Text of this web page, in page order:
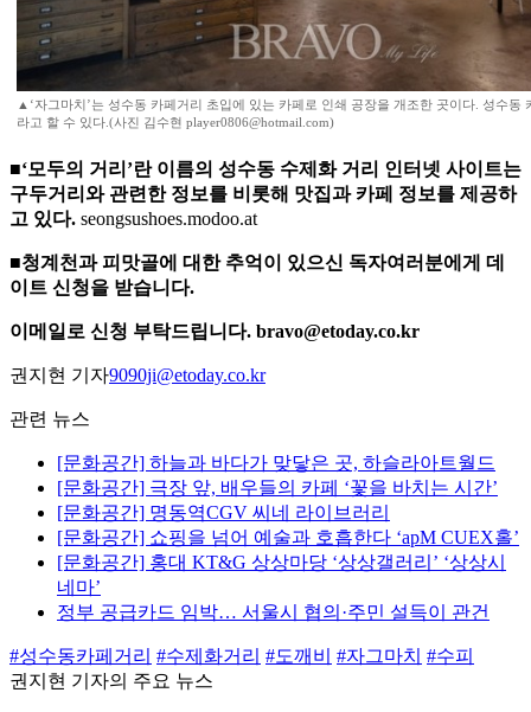
▲‘자그마치’는 성수동 카페거리 초입에 있는 카페로 인쇄 공장을 개조한 곳이다. 성수동
라고 할 수 있다.(사진 김수현 player0806@hotmail.com)
■‘모두의 거리’란 이름의 성수동 수제화 거리 인터넷 사이트는
구두거리와 관련한 정보를 비롯해 맛집과 카페 정보를 제공하
고 있다. seongsushoes.modoo.at
■청계천과 피맛골에 대한 추억이 있으신 독자여러분에게 데
이트 신청을 받습니다.
이메일로 신청 부탁드립니다. bravo@etoday.co.kr
권지현 기자9090ji@etoday.co.kr
관련 뉴스
[문화공간] 하늘과 바다가 맞닿은 곳, 하슬라아트월드
[문화공간] 극장 앞, 배우들의 카페 ‘꽃을 바치는 시간’
[문화공간] 명동역CGV 씨네 라이브러리
[문화공간] 쇼핑을 넘어 예술과 호흡한다 ‘apM CUEX홀’
[문화공간] 홍대 KT&G 상상마당 ‘상상갤러리’ ‘상상시
네마’
정부 공급카드 임박… 서울시 협의·주민 설득이 관건
#성수동카페거리 #수제화거리 #도깨비 #자그마치 #수피
권지현 기자의 주요 뉴스